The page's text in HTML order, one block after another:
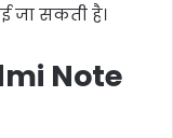
जा सकती है।
Note